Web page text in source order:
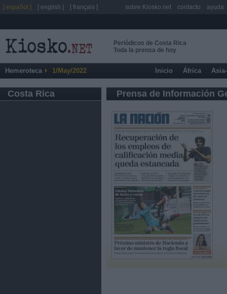
Periódicos de Costa Rica
Toda la prensa de hoy
Hemeroteca 1/May/2022 Inicio África
Costa Rica Prensa de Información
[ español ] [ english ] [ français ] sobre Kiosko.net contacto ayuda